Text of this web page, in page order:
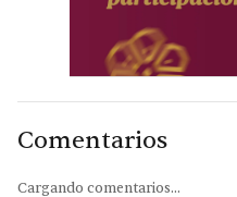
Comentarios
Cargando comentarios...